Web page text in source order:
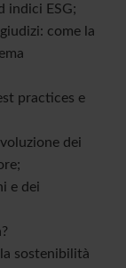
indici ESG;
come la
practices e
dei
e dei
sostenibilità